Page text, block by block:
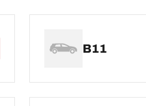
B11